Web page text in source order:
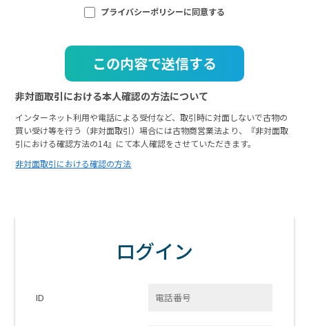
当社は、お客さまの個人情報を正確かつ最新の状態に保ち、個人情報
必要な措置を講じ、安全対策を実施し個人情報の厳重な管理を行ない
個人情報の利用目的
案内やご質問に対する回答として、電子メールや資料のご送付に利用
いたします。
個人情報の第三者への開示・提供の禁止
お客さまが希望されるサービスを行なうために当社が業務を委託する
業者に対して開示する場合 法令に基づき開示することが必要である場
プライバシーポリシーに同意する
非対面取引における本人確認の方法について
インターネット利用や電話による受付など、取引時に対面しないで古物の
買い受け等を行う（非対面取引）場合には古物商営業法より、『非対面取
引における確認方法の14』にて本人確認をさせていただきます。
非対面取引における確認の方法
ログイン
ID